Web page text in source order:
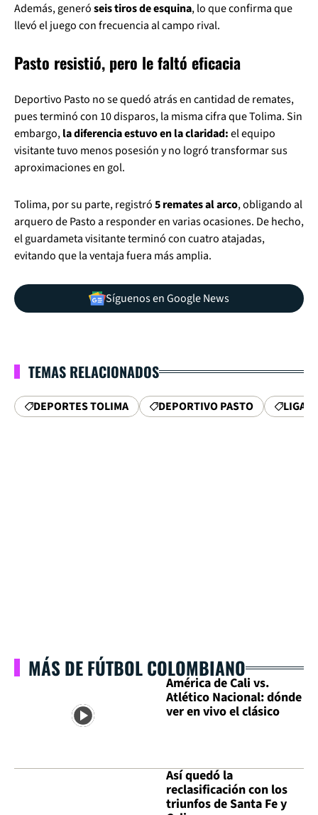
Además, generóseis tiros de esquina, lo que confirma que
llevó el juego con frecuencia al campo rival.
Pasto resistió, pero le faltó eficacia
Deportivo Pasto no se quedó atrás en cantidad de remates,
pues terminó con 10 disparos, la misma cifra que Tolima. Sin
embargo,la diferencia estuvo en la claridad:el equipo
visitante tuvo menos posesión y no logró transformar sus
aproximaciones en gol.
Tolima, por su parte, registró5 remates al arco, obligando al
arquero de Pasto a responder en varias ocasiones. De hecho,
el guardameta visitante terminó con cuatro atajadas,
evitando que la ventaja fuera más amplia.
Síguenos en Google News
TEMAS RELACIONADOS
DEPORTES TOLIMA DEPORTIVO PASTO LIGA
MÁS DE FÚTBOL COLOMBIANO
América de Cali vs.
Atlético Nacional: dónde
ver en vivo el clásico
Así quedó la
reclasificación con los
triunfos de Santa Fe y